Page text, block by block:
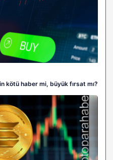
kötü haber mi, büyük fırsat mı?